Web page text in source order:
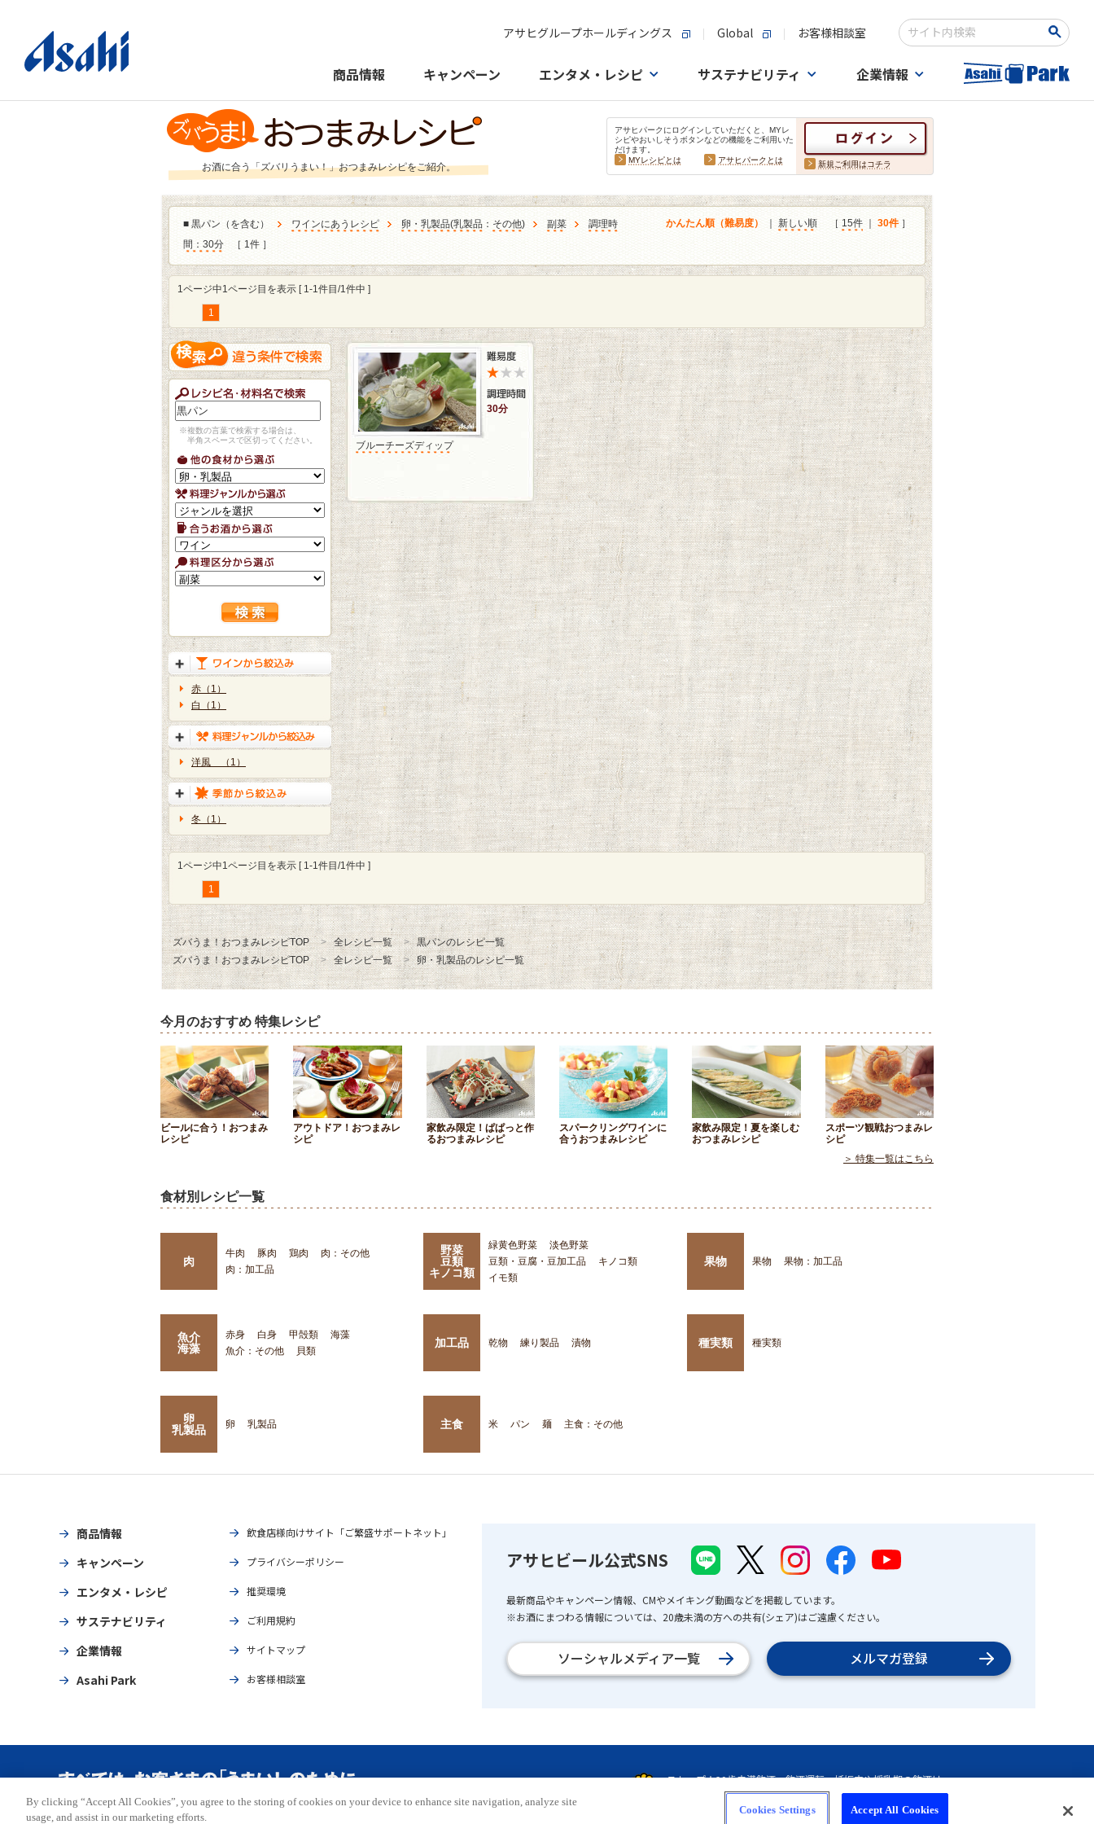
アサヒグループホールディングス Global お客様相談室
検索キーワード入力
商品情報 キャンペーン エンタメ・レシピ サステナビリティ 企業情報
お酒に合う「ズバリうまい！」おつまみレシピをご紹介。
アサヒパークにログインしていただくと、MYレ
シピやおいしそうボタンなどの機能をご利用いた
だけます。
MYレシピとは
アサヒパークとは 新規ご利用はコチラ
■ 黒パン（を含む） ワインにあうレシピ 卵・乳製品(乳製品 ： その他) 副菜
調理時
間：30分
［ 1件 ］
かんたん順（難易度） 新しい順 ［ 15件 30件 ］
1ページ中1ページ目を表示 [ 1-1件目/1件中 ]
1
※複数の言葉で検索する場合は、
半角スペースで区切ってください。
赤（1）
白（1）
洋風 （1）
冬（1）
30分
ブルーチーズディップ
1ページ中1ページ目を表示 [ 1-1件目/1件中 ]
1
ズバうま！おつまみレシピTOP 全レシピ一覧
黒パンのレシピ一覧
ズバうま！おつまみレシピTOP
全レシピ一覧 卵・乳製品のレシピ一覧
今月のおすすめ 特集レシピ
ビールに合う！おつまみ
レシピ
アウトドア！おつまみレ
シピ
家飲み限定！ぱぱっと作
るおつまみレシピ
スパークリングワインに
合うおつまみレシピ
家飲み限定！夏を楽しむ
おつまみレシピ
スポーツ観戦おつまみレ
シピ
＞ 特集一覧はこちら
食材別レシピ一覧
肉
牛肉 豚肉 鶏肉
肉：その他
肉：加工品
野菜
豆類
キノコ類
緑黄色野菜
淡色野菜
豆類・豆腐・豆加工品
キノコ類
イモ類
果物 果物 果物：加工品
魚介
海藻
赤身 白身 甲殻類
海藻
魚介：その他
貝類
加工品 乾物 練り製品 漬物 種実類 種実類
卵
乳製品
卵 乳製品 主食 米 パン 麺 主食：その他
商品情報
キャンペーン
エンタメ・レシピ
サステナビリティ
企業情報
Asahi Park
飲食店様向けサイト「ご繁盛サポートネット」
プライバシーポリシー
推奨環境
ご利用規約
サイトマップ
お客様相談室
アサヒビール公式SNS
最新商品やキャンペーン情報、CMやメイキング動画などを掲載しています。
※お酒にまつわる情報については、20歳未満の方への共有(シェア)はご遠慮ください。
ソーシャルメディア一覧 メルマガ登録
Copyright © ASAHI BREWERIES, LTD. All rights reserved.
By clicking “Accept All Cookies”, you agree to the storing of cookies on your device to enhance site navigation, analyze site
usage, and assist in our marketing efforts.
Cookies Settings Accept All Cookies